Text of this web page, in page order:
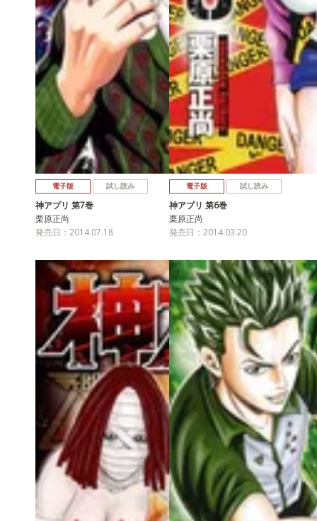
電子版 試し読み
神アプリ 第7巻
栗原正尚
発売日：2014.07.18
電子版 試し読み
神アプリ 第6巻
栗原正尚
発売日：2014.03.20